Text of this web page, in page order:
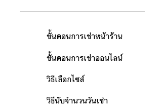
ขั้นตอนการเช่าหน้าร้าน
ขั้นตอนการเช่าออนไลน์
วิธีเลือกไซส์
วิธีนับจำนวนวันเช่า